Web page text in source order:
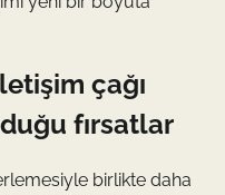
çağı
fırsatlar
birlikte daha